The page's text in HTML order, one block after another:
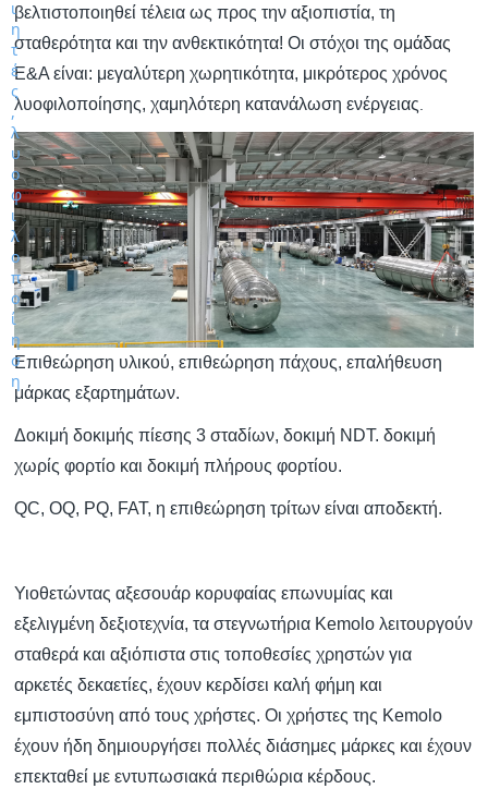
βελτιστοποιηθεί τέλεια ως προς την αξιοπιστία, τη
σταθερότητα και την ανθεκτικότητα! Οι στόχοι της ομάδας
Ε&Α είναι: μεγαλύτερη χωρητικότητα, μικρότερος χρόνος
λυοφιλοποίησης, χαμηλότερη κατανάλωση ενέργειας
Επιθεώρηση υλικού, επιθεώρηση πάχους, επαλήθευση
μάρκας εξαρτημάτων.
Δοκιμή δοκιμής πίεσης 3 σταδίων, δοκιμή NDT. δοκιμή
χωρίς φορτίο και δοκιμή πλήρους φορτίου.
QC, OQ, PQ, FAT, η επιθεώρηση τρίτων είναι αποδεκτή.
Υιοθετώντας αξεσουάρ κορυφαίας επωνυμίας και
εξελιγμένη δεξιοτεχνία, τα στεγνωτήρια Kemolo λειτουργούν
σταθερά και αξιόπιστα στις τοποθεσίες χρηστών για
αρκετές δεκαετίες, έχουν κερδίσει καλή φήμη και
εμπιστοσύνη από τους χρήστες. Οι χρήστες της Kemolo
έχουν ήδη δημιουργήσει πολλές διάσημες μάρκες και έχουν
επεκταθεί με εντυπωσιακά περιθώρια κέρδους.